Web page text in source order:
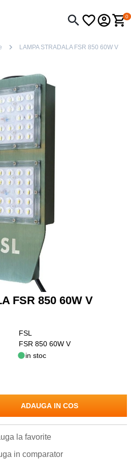
0
LAMPA STRADALA FSR 850 60W V
FSR 850 60W V
FSL
FSR 850 60W V
in stoc
ADAUGA IN COS
la favorite
in comparator